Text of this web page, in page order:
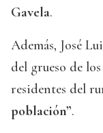
Gavela.
Además, José
del grueso de
residentes del
población”.